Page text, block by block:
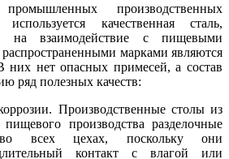
производственных
качественная сталь,
на взаимодействие с пищевыми
марками являются
нет опасных примесей, а состав
ряд полезных качеств:
Производственные столы из
производства разделочные
во всех цехах, поскольку они
контакт с влагой или